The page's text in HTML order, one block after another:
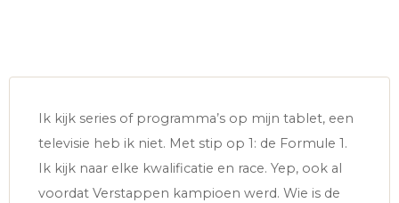
Ik kijk series of programma’s op mijn tablet, een
televisie heb ik niet. Met stip op 1: de Formule 1.
Ik kijk naar elke kwalificatie en race. Yep, ook al
voordat Verstappen kampioen werd. Wie is de